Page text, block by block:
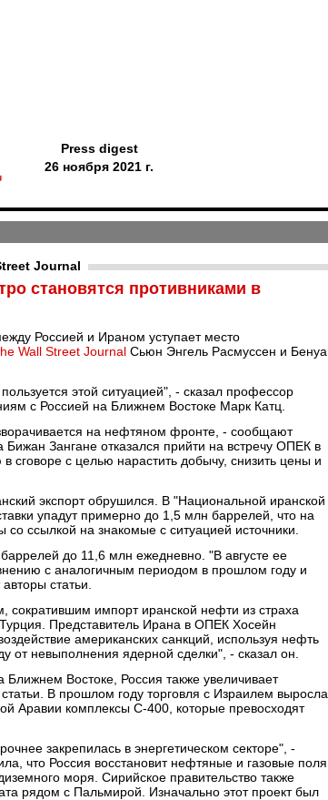
Press digest
26 ноября 2021 г.
Journal
становятся противниками в
Россией и Ираном уступает место
Wall Street Journal Сьюн Энгель Расмуссен и Бенуа
этой ситуацией", - сказал профессор
с Россией на Ближнем Востоке Марк Катц.
на нефтяном фронте, - сообщают
Зангане отказался прийти на встречу ОПЕК в
с целью нарастить добычу, снизить цены и
экспорт обрушился. В "Национальной иранской
упадут примерно до 1,5 млн баррелей, что на
ссылкой на знакомые с ситуацией источники.
до 11,6 млн ежедневно. "В августе ее
с аналогичным периодом в прошлом году и
статьи.
сократившим импорт иранской нефти из страха
Представитель Ирана в ОПЕК Хосейн
американских санкций, используя нефть
от невыполнения ядерной сделки", - сказал он.
Востоке, Россия также увеличивает
В прошлом году торговля с Израилем выросла
Аравии комплексы С-400, которые превосходят
закрепилась в энергетическом секторе", -
что Россия восстановит нефтяные и газовые поля
моря. Сирийское правительство также
рядом с Пальмирой. Изначально этот проект был